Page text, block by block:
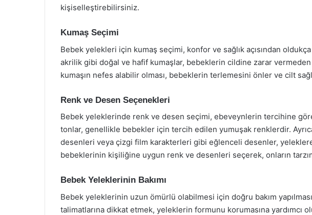
kişiselleştirebilirsiniz.
Kumaş Seçimi
Bebek yelekleri için kumaş seçimi, konfor ve sağlık açısından
akrilik gibi doğal ve hafif kumaşlar, bebeklerin cildine zarar vermeden
kumaşın nefes alabilir olması, bebeklerin terlemesini önler ve cilt
Renk ve Desen Seçenekleri
Bebek yeleklerinde renk ve desen seçimi, ebeveynlerin tercihine
tonlar, genellikle bebekler için tercih edilen yumuşak renklerdir.
desenleri veya çizgi film karakterleri gibi eğlenceli desenler,
bebeklerinin kişiliğine uygun renk ve desenleri seçerek, onların
Bebek Yeleklerinin Bakımı
Bebek yeleklerinin uzun ömürlü olabilmesi için doğru bakım
talimatlarına dikkat etmek, yeleklerin formunu korumasına yardımcı